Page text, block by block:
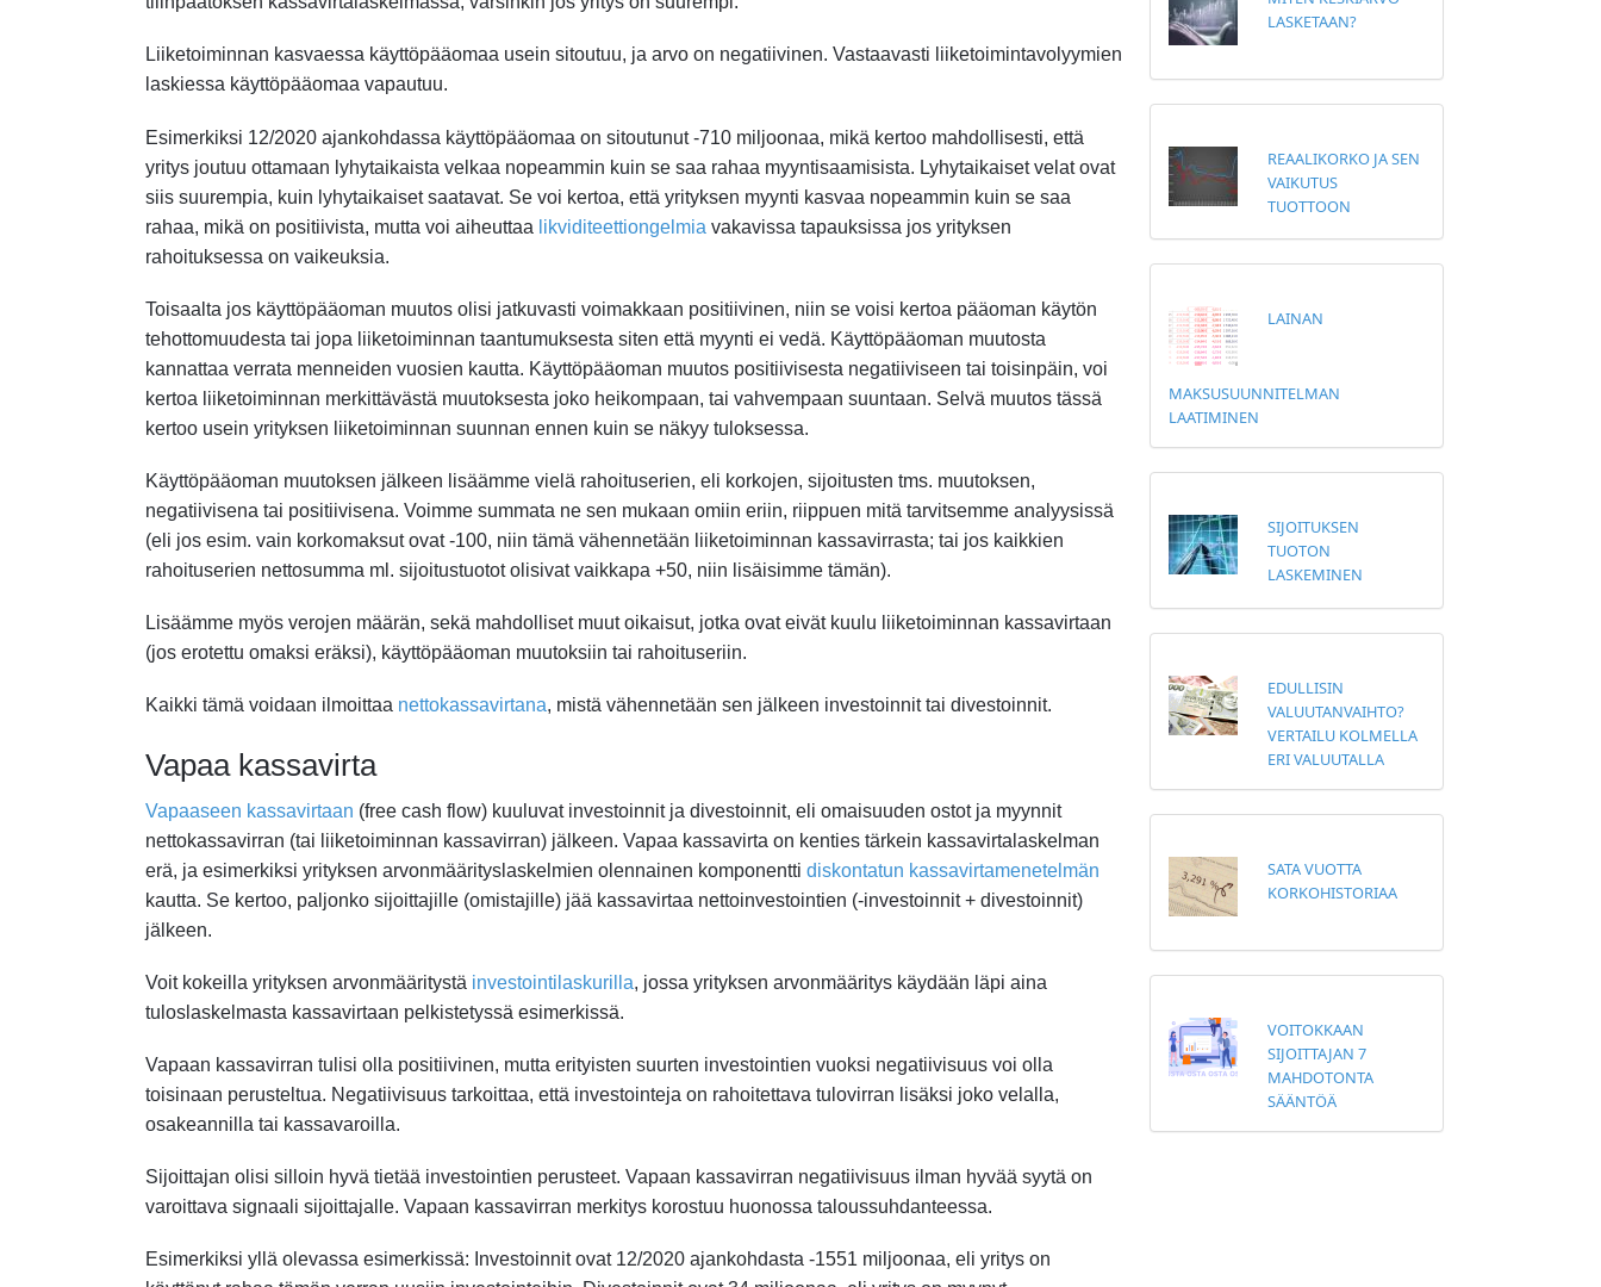
Liiketoiminnan kasvaessa käyttöpääomaa usein sitoutuu, ja arvo on negatiivinen. Vastaavasti liiketoimintavolyymien
laskiessa käyttöpääomaa vapautuu.
Esimerkiksi 12/2020 ajankohdassa käyttöpääomaa on sitoutunut -710 miljoonaa, mikä kertoo mahdollisesti, että
yritys joutuu ottamaan lyhytaikaista velkaa nopeammin kuin se saa rahaa myyntisaamisista. Lyhytaikaiset velat ovat
siis suurempia, kuin lyhytaikaiset saatavat. Se voi kertoa, että yrityksen myynti kasvaa nopeammin kuin se saa
rahaa, mikä on positiivista, mutta voi aiheuttaa likviditeettiongelmia vakavissa tapauksissa jos yrityksen
rahoituksessa on vaikeuksia.
Toisaalta jos käyttöpääoman muutos olisi jatkuvasti voimakkaan positiivinen, niin se voisi kertoa pääoman käytön
tehottomuudesta tai jopa liiketoiminnan taantumuksesta siten että myynti ei vedä. Käyttöpääoman muutosta
kannattaa verrata menneiden vuosien kautta. Käyttöpääoman muutos positiivisesta negatiiviseen tai toisinpäin, voi
kertoa liiketoiminnan merkittävästä muutoksesta joko heikompaan, tai vahvempaan suuntaan. Selvä muutos tässä
kertoo usein yrityksen liiketoiminnan suunnan ennen kuin se näkyy tuloksessa.
Käyttöpääoman muutoksen jälkeen lisäämme vielä rahoituserien, eli korkojen, sijoitusten tms. muutoksen,
negatiivisena tai positiivisena. Voimme summata ne sen mukaan omiin eriin, riippuen mitä tarvitsemme analyysissä
(eli jos esim. vain korkomaksut ovat -100, niin tämä vähennetään liiketoiminnan kassavirrasta; tai jos kaikkien
rahoituserien nettosumma ml. sijoitustuotot olisivat vaikkapa +50, niin lisäisimme tämän).
Lisäämme myös verojen määrän, sekä mahdolliset muut oikaisut, jotka ovat eivät kuulu liiketoiminnan kassavirtaan
(jos erotettu omaksi eräksi), käyttöpääoman muutoksiin tai rahoituseriin.
Kaikki tämä voidaan ilmoittaa nettokassavirtana, mistä vähennetään sen jälkeen investoinnit tai divestoinnit.
Vapaa kassavirta
Vapaaseen kassavirtaan (free cash flow) kuuluvat investoinnit ja divestoinnit, eli omaisuuden ostot ja myynnit
nettokassavirran (tai liiketoiminnan kassavirran) jälkeen. Vapaa kassavirta on kenties tärkein kassavirtalaskelman
erä, ja esimerkiksi yrityksen arvonmäärityslaskelmien olennainen komponentti diskontatun kassavirtamenetelmän
kautta. Se kertoo, paljonko sijoittajille (omistajille) jää kassavirtaa nettoinvestointien (-investoinnit + divestoinnit)
jälkeen.
Voit kokeilla yrityksen arvonmääritystä investointilaskurilla, jossa yrityksen arvonmääritys käydään läpi aina
tuloslaskelmasta kassavirtaan pelkistetyssä esimerkissä.
Vapaan kassavirran tulisi olla positiivinen, mutta erityisten suurten investointien vuoksi negatiivisuus voi olla
toisinaan perusteltua. Negatiivisuus tarkoittaa, että investointeja on rahoitettava tulovirran lisäksi joko velalla,
osakeannilla tai kassavaroilla.
Sijoittajan olisi silloin hyvä tietää investointien perusteet. Vapaan kassavirran negatiivisuus ilman hyvää syytä on
varoittava signaali sijoittajalle. Vapaan kassavirran merkitys korostuu huonossa taloussuhdanteessa.
Esimerkiksi yllä olevassa esimerkissä: Investoinnit ovat 12/2020 ajankohdasta -1551 miljoonaa, eli yritys on
LASKETAAN?
REAALIKORKO JA SEN
VAIKUTUS
TUOTTOON
LAINAN
MAKSUSUUNNITELMAN
LAATIMINEN
SIJOITUKSEN
TUOTON
LASKEMINEN
EDULLISIN
VALUUTANVAIHTO?
VERTAILU KOLMELLA
ERI VALUUTALLA
SATA VUOTTA
KORKOHISTORIAA
VOITOKKAAN
SIJOITTAJAN 7
MAHDOTONTA
SÄÄNTÖÄ